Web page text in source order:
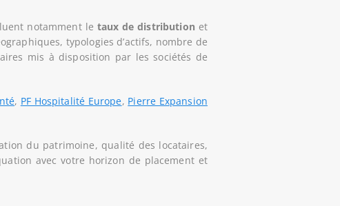
notamment le taux de distribution et
typologies d’actifs, nombre de
mis à disposition par les sociétés de
, PF Hospitalité Europe, Pierre Expansion
du patrimoine, qualité des locataires,
avec votre horizon de placement et